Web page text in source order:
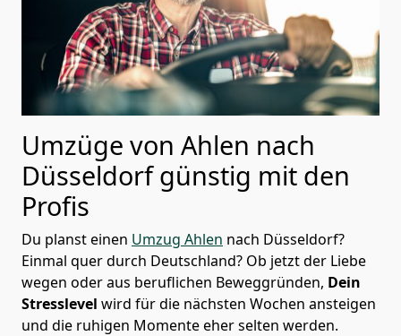
Umzüge von Ahlen nach
Düsseldorf günstig mit den
Profis
Du planst einen Umzug Ahlen nach Düsseldorf?
Einmal quer durch Deutschland? Ob jetzt der Liebe
wegen oder aus beruflichen Beweggründen, Dein
Stresslevel wird für die nächsten Wochen ansteigen
und die ruhigen Momente eher selten werden.